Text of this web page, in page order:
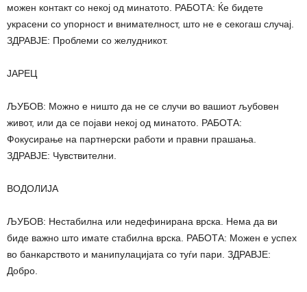
можен контакт со некој од минатото. РАБОТА: Ќе бидете
украсени со упорност и внимателност, што не е секогаш случај.
ЗДРАВЈЕ: Проблеми со желудникот.
ЈАРЕЦ
ЉУБОВ: Можно е ништо да не се случи во вашиот љубовен
живот, или да се појави некој од минатото. РАБОТА:
Фокусирање на партнерски работи и правни прашања.
ЗДРАВЈЕ: Чувствителни.
ВОДОЛИЈА
ЉУБОВ: Нестабилна или недефинирана врска. Нема да ви
биде важно што имате стабилна врска. РАБОТА: Можен е успех
во банкарството и манипулацијата со туѓи пари. ЗДРАВЈЕ:
Добро.